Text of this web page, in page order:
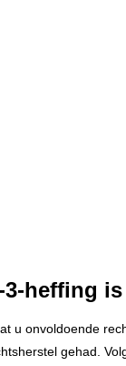
3-heffing
u onvoldoende
gehad.